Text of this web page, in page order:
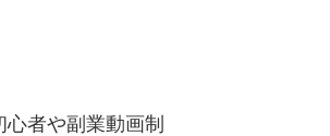
者や副業動画制